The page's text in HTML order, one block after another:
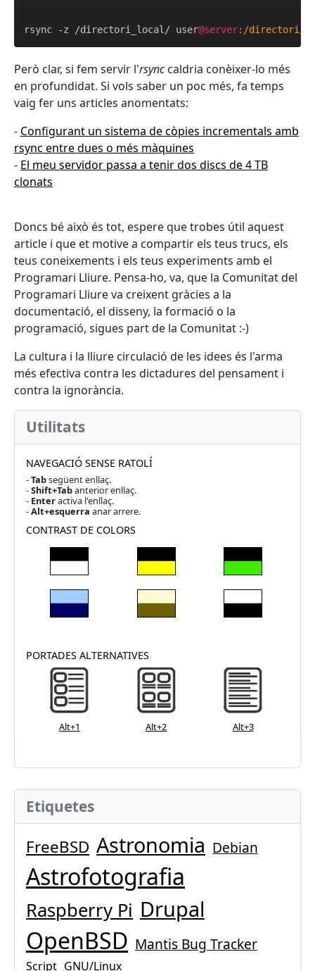
rsync -z /directori_local/ user@server:/directori/
Però clar, si fem servir l'rsynccaldria conèixer-lo més
en profundidat. Si vols saber un poc més, fa temps
vaig fer uns articles anomentats:
- Configurant un sistema de còpies incrementals amb
rsync entre dues o més màquines
- El meu servidor passa a tenir dos discs de 4 TB
clonats
Doncs bé això és tot, espere que trobes útil aquest
article i que et motive a compartir els teus trucs, els
teus coneixements i els teus experiments amb el
Programari Lliure. Pensa-ho, va, que la Comunitat del
Programari Lliure va creixent gràcies a la
documentació, el disseny, la formació o la
programació, sigues part de la Comunitat :-)
La cultura i la lliure circulació de les idees és l'arma
més efectiva contra les dictadures del pensament i
contra la ignorància.
Utilitats
NAVEGACIÓ SENSE RATOLÍ
-Tabsegüent enllaç.
-Shift+Tabanterior enllaç.
- Enteractiva l'enllaç.
-Alt+esquerra anar arrere.
CONTRAST DE COLORS
PORTADES ALTERNATIVES
Alt+1 Alt+2 Alt+3
Etiquetes
FreeBSD Astronomia Debian
Astrofotografia
Raspberry Pi Drupal
OpenBSD Mantis Bug Tracker
Script GNU/Linux